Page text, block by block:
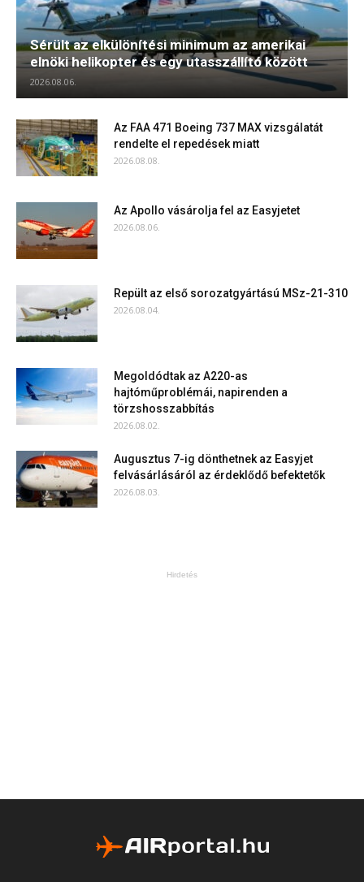
Sérült az elkülönítési minimum az amerikai
elnöki helikopter és egy utasszállító között
2026.08.06.
Az FAA 471 Boeing 737 MAX vizsgálatát
rendelte el repedések miatt
2026.08.08.
Az Apollo vásárolja fel az Easyjetet
2026.08.06.
Repült az első sorozatgyártású MSz-21-310
2026.08.04.
Megoldódtak az A220-as
hajtóműproblémái, napirenden a
törzshosszabbítás
2026.08.02.
Augusztus 7-ig dönthetnek az Easyjet
felvásárlásáról az érdeklődő befektetők
2026.08.03.
Hirdetés